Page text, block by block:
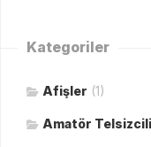
Kategoriler
Afişler (1)
Amatör